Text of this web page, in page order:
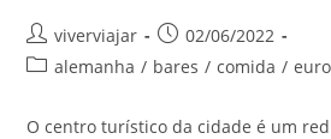
Autor
do
viverviajar
Post
publicado:
02/06/2022
Categoria
post:
alemanha / bares / comida /
O centro turístico da cidade é um